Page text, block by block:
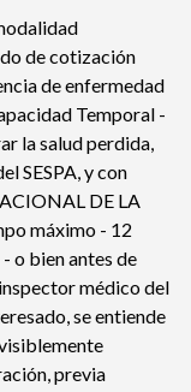
de cotización
de enfermedad
Temporal -
la salud perdida,
SESPA, y con
DE LA
máximo - 12
o bien antes de
médico del
se entiende
previa